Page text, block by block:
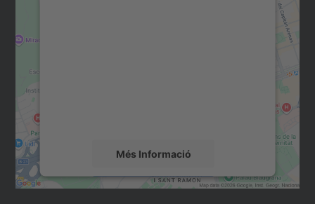
Més Informació
Accepta